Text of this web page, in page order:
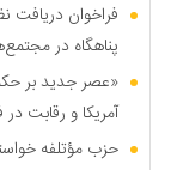
فراخوان
پناهگاه در
«عصر جدید بر
آمریکا و رقابت
حزب مؤتلفه